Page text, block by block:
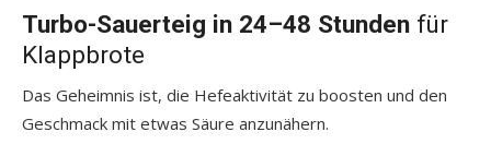
Turbo-Sauerteig in 24–48 Stunden für
Klappbrote
Das Geheimnis ist, die Hefeaktivität zu boosten und den
Geschmack mit etwas Säure anzunähern.